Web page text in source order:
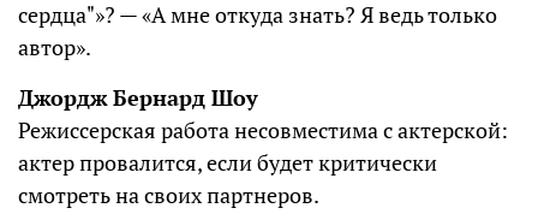
сердца"»? — «А мне откуда знать? Я ведь только
автор».
Джордж Бернард Шоу
Режиссерская работа несовместима с актерской:
актер провалится, если будет критически
смотреть на своих партнеров.